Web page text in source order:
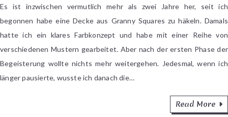
Häkeldecke
Es ist inzwischen vermutlich mehr als zwei Jahre her, seit ich
begonnen habe eine Decke aus Granny Squares zu häkeln. Damals
hatte ich ein klares Farbkonzept und habe mit einer Reihe von
verschiedenen Mustern gearbeitet. Aber nach der ersten Phase der
Begeisterung wollte nichts mehr weitergehen. Jedesmal, wenn ich
länger pausierte, wusste ich danach die…
Read More